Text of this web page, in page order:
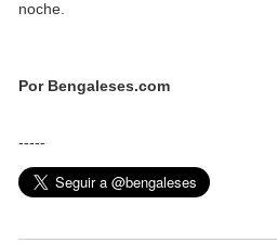
noche.
Por Bengaleses.com
-----